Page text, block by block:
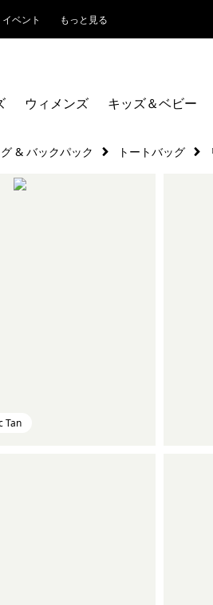
イベント もっと見る
ウィメンズ キッズ＆ベビー
& バックパック トートバッグ
Tan